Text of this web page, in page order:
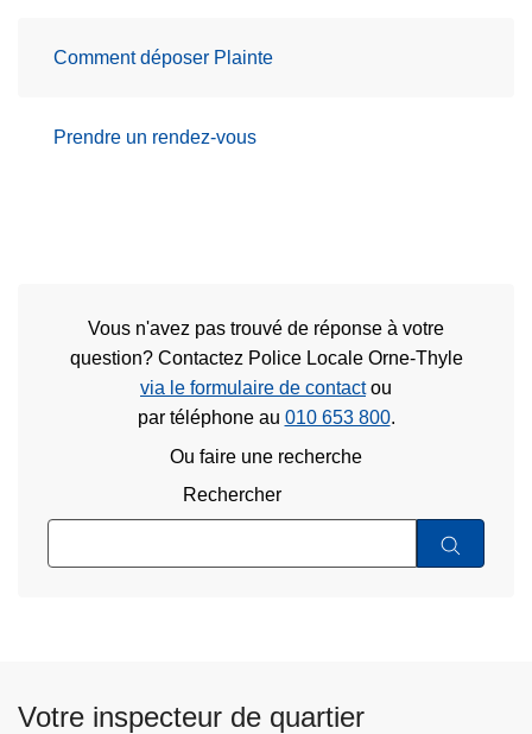
Comment déposer Plainte
Prendre un rendez-vous
Vous n'avez pas trouvé de réponse à votre
question? Contactez Police Locale Orne-Thyle
via le formulaire de contactou
par téléphone au 010 653 800.
Ou faire une recherche
Rechercher
Votre inspecteur de quartier